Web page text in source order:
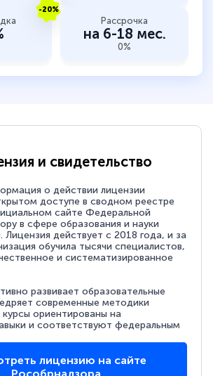
-20%
Рассрочка
на 6-18 мес.
0%
и свидетельство
о действии лицензии
доступе в сводном реестре
сайте Федеральной
в сфере образования и науки
Лицензия действует с 2018 года, и за
обучила тысячи специалистов,
и систематизированное
развивает образовательные
современные методики
ориентированы на
и соответствуют федеральным
лицензию на сайте